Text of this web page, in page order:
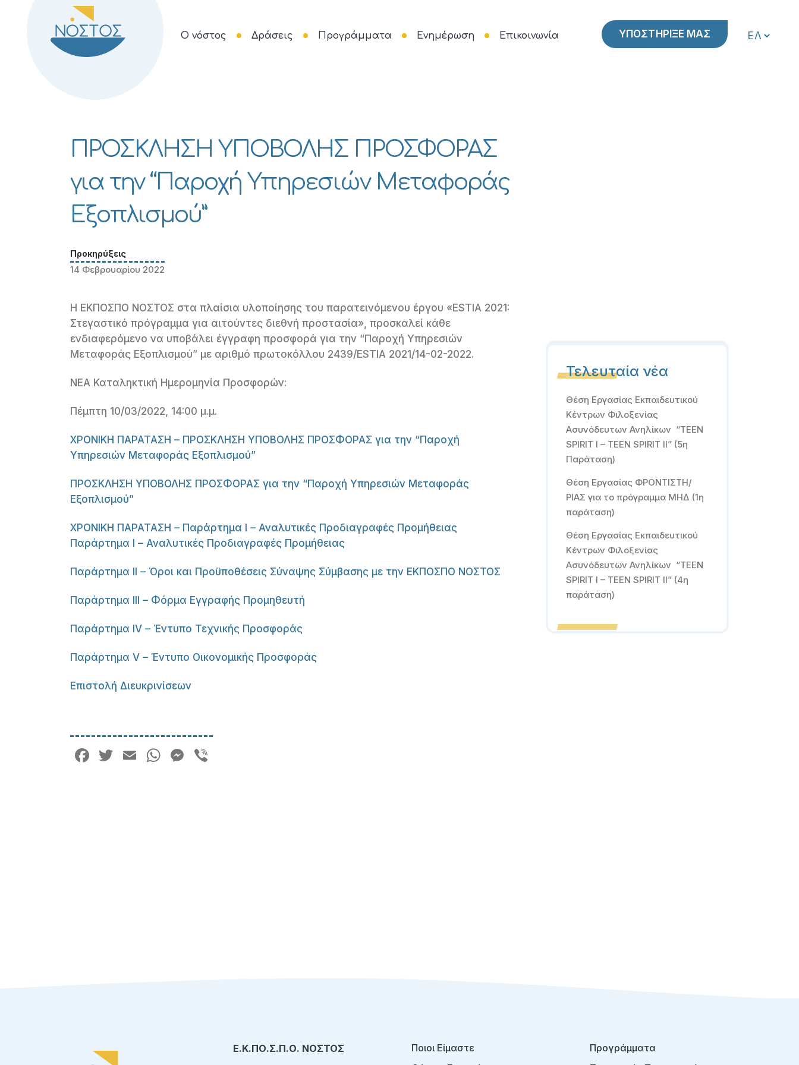
ΥΠΟΣΤΗΡΙΞΕ ΜΑΣ
Ο νόστος Δράσεις Προγράμματα Ενημέρωση Επικοινωνία
ΠΡΟΣΚΛΗΣΗ ΥΠΟΒΟΛΗΣ ΠΡΟΣΦΟΡΑΣ
για την “Παροχή Υπηρεσιών Μεταφοράς
Εξοπλισμού”
Προκηρύξεις
14 Φεβρουαρίου 2022
Η ΕΚΠΟΣΠΟ ΝΟΣΤΟΣ στα πλαίσια υλοποίησης του παρατεινόμενου έργου «ESTIA 2021:
Στεγαστικό πρόγραμμα για αιτούντες διεθνή προστασία», προσκαλεί κάθε
ενδιαφερόμενο να υποβάλει έγγραφη προσφορά για την “Παροχή Υπηρεσιών
Μεταφοράς Εξοπλισμού” με αριθμό πρωτοκόλλου 2439/ESTIA 2021/14-02-2022.
ΝΕΑ Καταληκτική Ημερομηνία Προσφορών:
Πέμπτη 10/03/2022, 14:00 μ.μ.
ΧΡΟΝΙΚΗ ΠΑΡΑΤΑΣΗ – ΠΡΟΣΚΛΗΣΗ ΥΠΟΒΟΛΗΣ ΠΡΟΣΦΟΡΑΣ για την “Παροχή
Υπηρεσιών Μεταφοράς Εξοπλισμού”
ΠΡΟΣΚΛΗΣΗ ΥΠΟΒΟΛΗΣ ΠΡΟΣΦΟΡΑΣ για την “Παροχή Υπηρεσιών Μεταφοράς
Εξοπλισμού”
ΧΡΟΝΙΚΗ ΠΑΡΑΤΑΣΗ – Παράρτημα I – Αναλυτικές Προδιαγραφές Προμήθειας
Παράρτημα I – Αναλυτικές Προδιαγραφές Προμήθειας
Παράρτημα II – Όροι και Προϋποθέσεις Σύναψης Σύμβασης με την ΕΚΠΟΣΠΟ ΝΟΣΤΟΣ
Παράρτημα III – Φόρμα Εγγραφής Προμηθευτή
Παράρτημα IV – Έντυπο Τεχνικής Προσφοράς
Παράρτημα V – Έντυπο Οικονομικής Προσφοράς
Επιστολή Διευκρινίσεων
Facebook
Twitter
EmailWhatsApp
Messenger
Τελευταία νέα
Θέση Εργασίας Εκπαιδευτικού
Κέντρων Φιλοξενίας
Ασυνόδευτων Ανηλίκων “TEEN
SPIRIT I – TEEN SPIRIT II” (5η
Παράταση)
Θέση Εργασίας ΦΡΟΝΤΙΣΤΗ/
ΡΙΑΣ για το πρόγραμμα ΜΗΔ (1η
παράταση)
Θέση Εργασίας Εκπαιδευτικού
Κέντρων Φιλοξενίας
Ασυνόδευτων Ανηλίκων “TEEN
SPIRIT I – TEEN SPIRIT II” (4η
παράταση)
Ε.Κ.ΠΟ.Σ.Π.Ο. ΝΟΣΤΟΣ
Ποιοι Είμαστε
Προγράμματα